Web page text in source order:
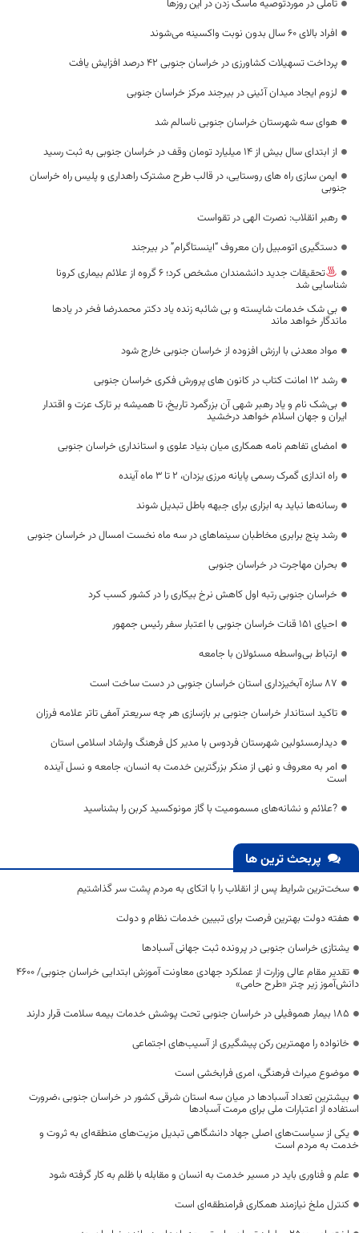
تاملی در موردتوصیه ماسک زدن در این روزها
افراد بالای ۶۰ سال بدون نوبت واکسینه می‌شوند
پرداخت تسهیلات کشاورزی در خراسان جنوبی ۴۲ درصد افزایش یافت
لزوم ایجاد میدان آئینی در بیرجند مرکز خراسان جنوبی
هوای سه شهرستان خراسان جنوبی ناسالم شد
از ابتدای سال بیش از ۱۴ میلیارد تومان وقف در خراسان جنوبی به ثبت رسید
ایمن سازی راه های روستایی، در قالب طرح مشترک راهداری و پلیس راه خراسان
جنوبی
رهبر انقلاب:‌ نصرت الهی در تقواست
دستگیری اتومبیل ران معروف “اینستاگرام” در بیرجند
تحقیقات جدید دانشمندان مشخص کرد؛ ۶ گروه از علائم بیماری کرونا
شناسایی شد
بی شک خدمات شایسته و بی شائبه زنده یاد دکتر محمدرضا فخر در یادها
ماندگار خواهد ماند
مواد معدنی با ارزش افزوده از خراسان جنوبی خارج شود
رشد 12 امانت کتاب در کانون های پرورش فکری خراسان جنوبی
بی‌شک نام و یاد رهبر شهی آن بزرگمرد تاریخ، تا همیشه بر تارک عزت و اقتدار
ایران و جهان اسلام خواهد درخشید
امضای تفاهم نامه همکاری میان بنیاد علوی و استانداری خراسان جنوبی
راه اندازی گمرک رسمی پایانه مرزی یزدان، 2 تا 3 ماه آینده
رسانه‌ها نباید به ابزاری برای جبهه باطل تبدیل شوند
رشد پنج برابری مخاطبان سینماهای در سه ماه نخست امسال در خراسان جنوبی
بحران مهاجرت در خراسان جنوبی
خراسان جنوبی رتبه اول کاهش نرخ بیکاری را در کشور کسب کرد
احیای ۱۵۱ قنات خراسان جنوبی با اعتبار سفر رئیس جمهور
ارتباط بی‌واسطه مسئولان با جامعه
۸۷ سازه آبخیزداری استان خراسان جنوبی در دست ساخت است
تاکید استاندار خراسان جنوبی بر بازسازی هر چه سریعتر آمفی تاتر علامه فرزان
دیدارمسئولین شهرستان فردوس با مدیر کل فرهنگ وارشاد اسلامی استان
امر به معروف و نهی از منکر بزرگترین خدمت به انسان، جامعه و نسل آینده
است
?علائم و نشانه‌های مسموميت با گاز مونوكسيد كربن را بشناسید
پربحث ترین ها
سخت‌ترین شرایط پس از انقلاب را با اتکای به مردم پشت سر گذاشتیم
هفته دولت بهترین فرصت برای تبیین خدمات نظام و دولت
یشتازی خراسان جنوبی در پرونده ثبت جهانی آسبادها
تقدیر مقام عالی وزارت از عملکرد جهادی معاونت آموزش ابتدایی خراسان جنوبی/ ۴۶۰۰
دانش‌آموز زیر چتر «طرح حامی»
۱۸۵ بیمار هموفیلی در خراسان جنوبی تحت پوشش خدمات بیمه سلامت قرار دارند
خانواده را مهمترین رکن پیشگیری از آسیب‌های اجتماعی
موضوع میراث فرهنگی، امری فرابخشی است
بیشترین تعداد آسبادها در میان سه استان شرقی کشور در خراسان جنوبی ،ضرورت
استفاده از اعتبارات ملی برای مرمت آسبادها
یکی از سیاست‌های اصلی جهاد دانشگاهی تبدیل مزیت‌های منطقه‌ای به ثروت و
خدمت به مردم است
علم و فناوری باید در مسیر خدمت به انسان و مقابله با ظلم به کار گرفته شود
کنترل ملخ نیازمند همکاری فرامنطقه‌ای است